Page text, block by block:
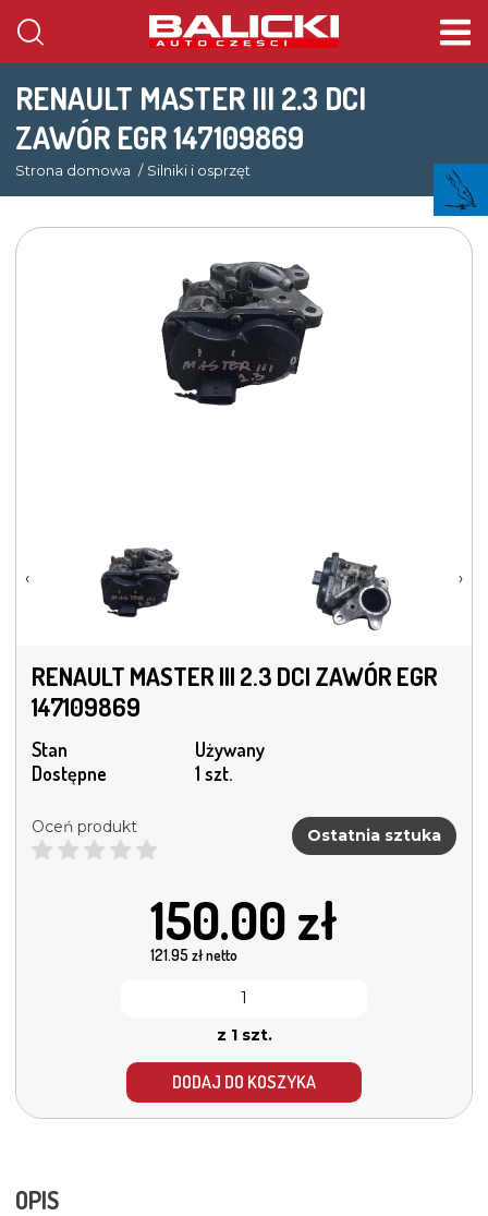
RENAULT MASTER III 2.3 DCI
ZAWÓR EGR 147109869
Strona domowa Silniki i osprzęt
‹ ›
RENAULT MASTER III 2.3 DCI ZAWÓR EGR
147109869
Stan
Używany
Dostępne
1 szt.
Oceń produkt Ostatnia sztuka
150.00 zł
121.95zł netto
z 1 szt.
DODAJ DO KOSZYKA
OPIS